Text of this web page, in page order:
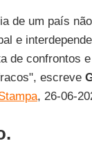
de um país
e
de confrontos
escreve
, 26-06-